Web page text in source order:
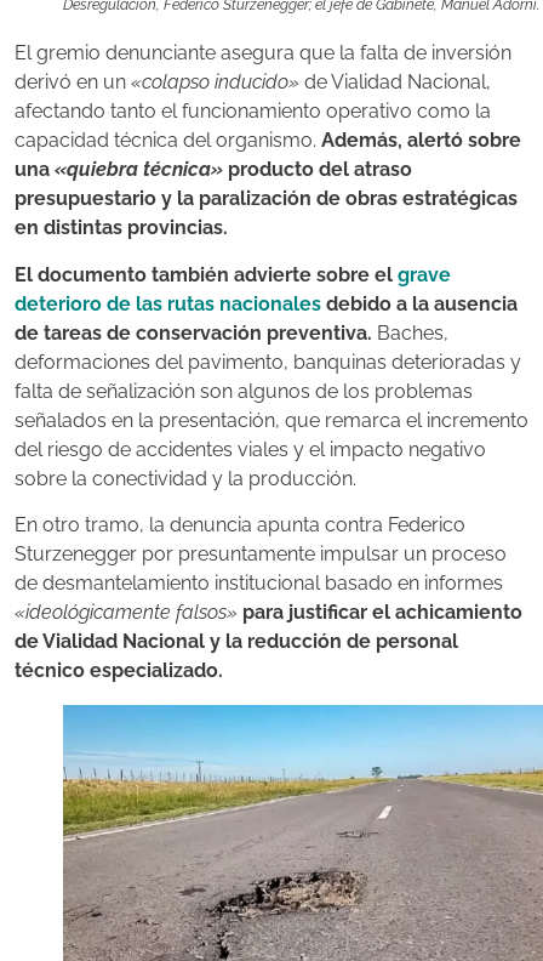
Desregulación, Federico Sturzenegger; el jefe de Gabinete, Manuel Adorni.
El gremio denunciante asegura que la falta de inversión
derivó en un «colapso inducido» de Vialidad Nacional,
afectando tanto el funcionamiento operativo como la
capacidad técnica del organismo. Además, alertó sobre
una «quiebra técnica» producto del atraso
presupuestario y la paralización de obras estratégicas
en distintas provincias.
El documento también advierte sobre el grave
deterioro de las rutas nacionales debido a la ausencia
de tareas de conservación preventiva. Baches,
deformaciones del pavimento, banquinas deterioradas y
falta de señalización son algunos de los problemas
señalados en la presentación, que remarca el incremento
del riesgo de accidentes viales y el impacto negativo
sobre la conectividad y la producción.
En otro tramo, la denuncia apunta contra Federico
Sturzenegger por presuntamente impulsar un proceso
de desmantelamiento institucional basado en informes
«ideológicamente falsos» para justificar el achicamiento
de Vialidad Nacional y la reducción de personal
técnico especializado.